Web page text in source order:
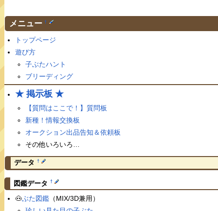
メニュー †
トップページ
遊び方
子ぶたハント
ブリーディング
★ 掲示板 ★
【質問はここで！】質問板
新種！情報交換板
オークション出品告知＆依頼板
その他いろいろ…
データ †
図鑑データ †
🐽ぶた図鑑（MIX/3D兼用）